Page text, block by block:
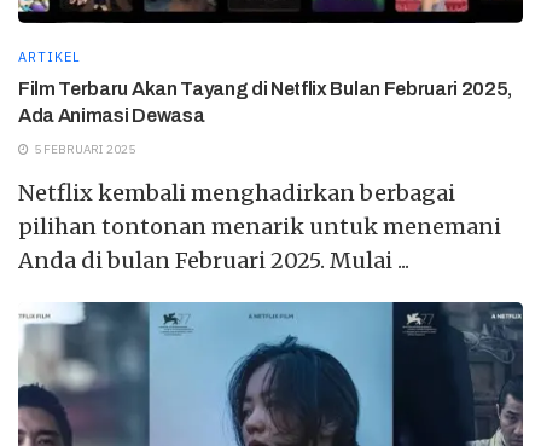
ARTIKEL
Film Terbaru Akan Tayang di Netflix Bulan Februari 2025,
Ada Animasi Dewasa
5 FEBRUARI 2025
Netflix kembali menghadirkan berbagai
pilihan tontonan menarik untuk menemani
Anda di bulan Februari 2025. Mulai ...